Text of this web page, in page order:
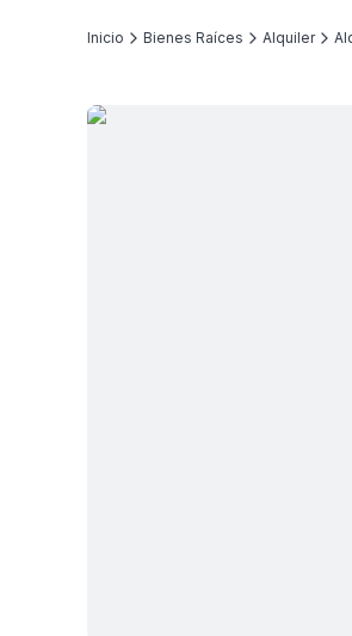
Inicio Bienes Raíces Alquiler